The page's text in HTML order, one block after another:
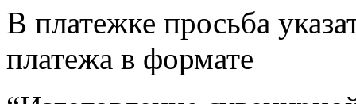
В платежке просьба
платежа в формате